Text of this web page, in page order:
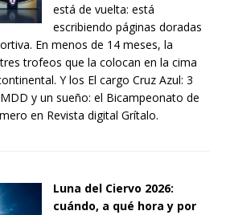
está de vuelta: está
escribiendo páginas doradas
En menos de 14 meses, la
trofeos que la colocan en la cima
Y los El cargo Cruz Azul: 3
y un sueño: el Bicampeonato de
en Revista digital Grítalo.
Luna del Ciervo 2026:
cuándo, a qué hora y por